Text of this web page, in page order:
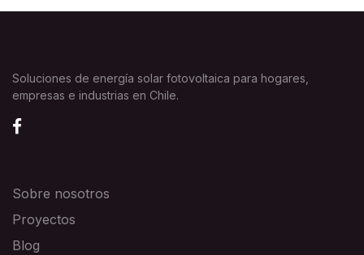
Soluciones de energía solar fotovoltaica para hogares,
empresas e industrias en Chile.
Sobre nosotros
Proyectos
Blog